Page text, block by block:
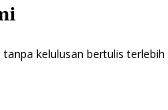
kelulusan bertulis terlebih